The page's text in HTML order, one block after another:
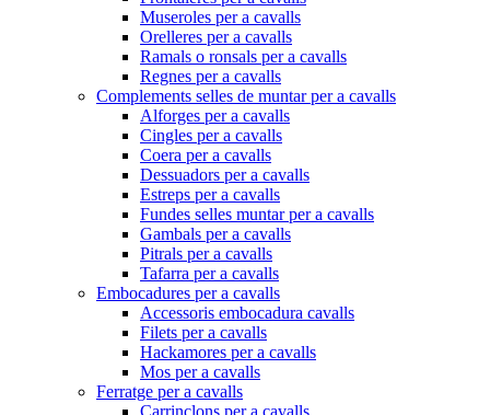
Museroles per a cavalls
Orelleres per a cavalls
Ramals o ronsals per a cavalls
Regnes per a cavalls
Complements selles de muntar per a cavalls
Alforges per a cavalls
Cingles per a cavalls
Coera per a cavalls
Dessuadors per a cavalls
Estreps per a cavalls
Fundes selles muntar per a cavalls
Gambals per a cavalls
Pitrals per a cavalls
Tafarra per a cavalls
Embocadures per a cavalls
Accessoris embocadura cavalls
Filets per a cavalls
Hackamores per a cavalls
Mos per a cavalls
Ferratge per a cavalls
Carrinclons per a cavalls